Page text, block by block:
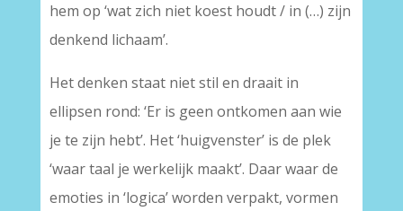
hem op ‘wat zich niet koest houdt / in (…) zijn
denkend lichaam’.
Het denken staat niet stil en draait in
ellipsen rond: ‘Er is geen ontkomen aan wie
je te zijn hebt’. Het ‘huigvenster’ is de plek
‘waar taal je werkelijk maakt’. Daar waar de
emoties in ‘logica’ worden verpakt, vormen